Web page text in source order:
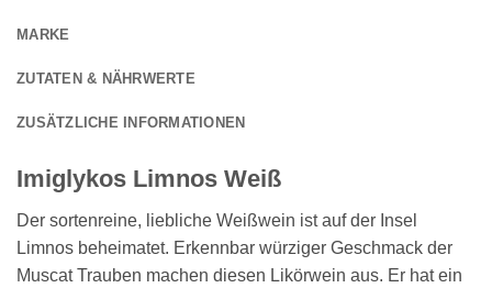
MARKE
ZUTATEN & NÄHRWERTE
ZUSÄTZLICHE INFORMATIONEN
Imiglykos Limnos Weiß
Der sortenreine, liebliche Weißwein ist auf der Insel
Limnos beheimatet. Erkennbar würziger Geschmack der
Muscat Trauben machen diesen Likörwein aus. Er hat ein